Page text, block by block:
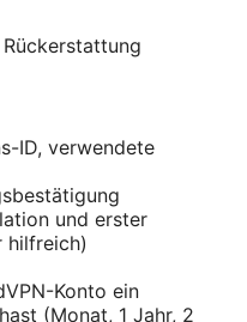
ID, verwendete
und erster
hilfreich)
Konto ein
(Monat, 1 Jahr, 2